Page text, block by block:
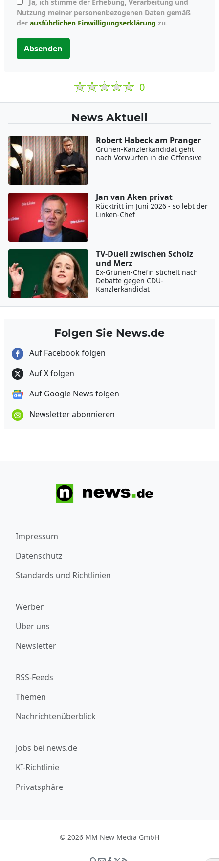
Nutzung meiner personenbezogenen Daten gemäß
der ausführlichen Einwilligungserklärung zu.
Absenden
0
News Aktuell
Robert Habeck am Pranger
Grünen-Kanzlerkandidat geht
nach Vorwürfen in die Offensive
Jan van Aken privat
Rücktritt im Juni 2026 - so lebt der
Linken-Chef
TV-Duell zwischen Scholz
und Merz
Ex-Grünen-Chefin stichelt nach
Debatte gegen CDU-
Kanzlerkandidat
Folgen Sie News.de
Auf Facebook folgen
Auf X folgen
Auf Google News folgen
Newsletter abonnieren
Impressum
Datenschutz
Standards und Richtlinien
Werben
Über uns
Newsletter
RSS-Feeds
Themen
Nachrichtenüberblick
Jobs bei news.de
KI-Richtlinie
Privatsphäre
© 2026 MM New Media GmbH